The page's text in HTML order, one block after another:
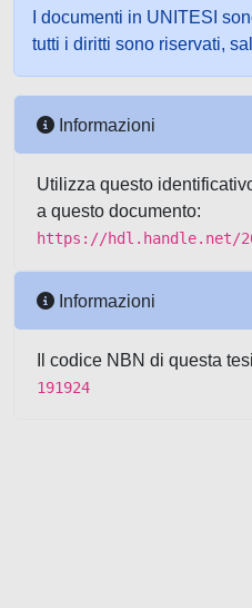
I documenti in UNITESI
tutti i diritti sono riservati,
Informazioni
Utilizza questo
a questo documento:
https://hdl.handle.net/
Informazioni
Il codice NBN di questa
191924